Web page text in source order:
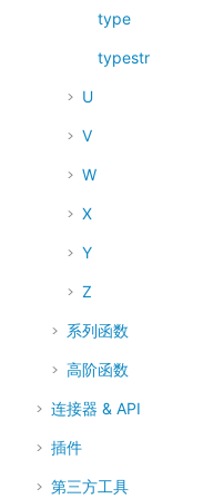
type
typestr
U
V
W
X
Y
Z
系列函数
高阶函数
连接器 & API
插件
第三方工具